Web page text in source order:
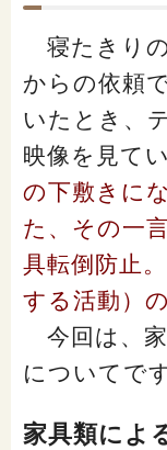
寝たきり
からの依頼
いたとき、
映像を見て
の下敷きに
た、その一
具転倒防止
する活動）
今回は、家
についてです
家具類によ